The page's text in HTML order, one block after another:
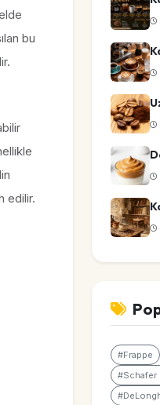
bu
edilir.
#Frappe
#Schafer